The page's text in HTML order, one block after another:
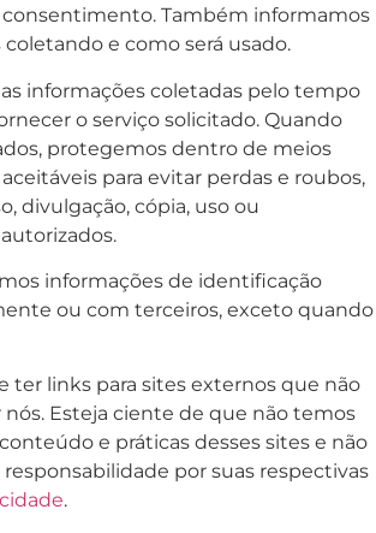
Também informamos
e como será usado.
informações coletadas pelo tempo
o serviço solicitado. Quando
protegemos dentro de meios
​​para evitar perdas e roubos,
divulgação, cópia, uso ou
informações de identificação
ou com terceiros, exceto quando
ter links para sites externos que não
nós. Esteja ciente de que não temos
e práticas desses sites e não
por suas respectivas
.